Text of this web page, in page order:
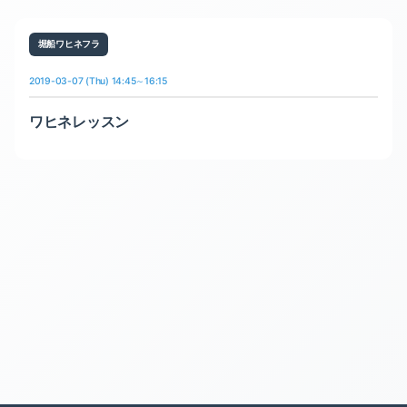
堀船ワヒネフラ
2019-03-07 (Thu) 14:45～16:15
ワヒネレッスン